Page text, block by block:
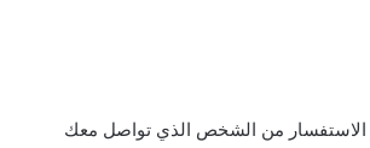
الاستفسار من الشخص الذي تواصل معك